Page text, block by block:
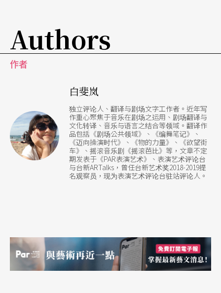
唱给谁听：「月斜西月斜西／真情思君君不知／青
春欉谁人爱／变成落叶相思栽……」
漫。廿世纪初期手风琴在日本全国风行，也随著日
本统治而传来台湾，不过既没有表演空间，又不像
其他西洋乐器有专业师资及学院式的训练，早期的
台湾手风琴演奏者一直是以土法炼钢的方式，靠自
己摸索学习。职业的手风琴乐师，一开始是在市集
或是庙口帮摆摊的卖药郎中演奏以吸引顾客；之后
院还有「随片登台」的演出形式，在电影开演前邀
请男女主角登台献唱，手风琴也理所当然地成了现
场伴奏。此外，手风琴是个极度仰赖触觉的乐器——
Authors
作者
白斐岚
独立评论人、翻译与剧场文字工作者。近年写
作重心聚焦于音乐在剧场之运用、剧场翻译与
文化转译、音乐与语言之结合等领域。翻译作
品包括《剧场公共领域》、《编舞笔记》、
《迈向操演时代》、《物的力量》、《欲望街
车》、摇滚音乐剧《摇滚芭比》等，文章不定
期发表于《PAR表演艺术》、表演艺术评论台
与台新ARTalks，曾任台新艺术奖2018-2019提
名观察员，现为表演艺术评论台驻站评论人。